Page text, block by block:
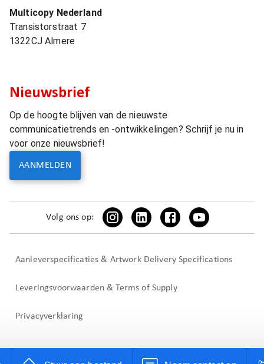
Multicopy Nederland
Transistorstraat 7
1322CJ Almere
Nieuwsbrief
Op de hoogte blijven van de nieuwste
communicatietrends en -ontwikkelingen? Schrijf je nu in
voor onze nieuwsbrief!
AANMELDEN
Volg ons op:
Aanleverspecificaties & Artwork Delivery Specifications
Leveringsvoorwaarden & Terms of Supply
Privacyverklaring